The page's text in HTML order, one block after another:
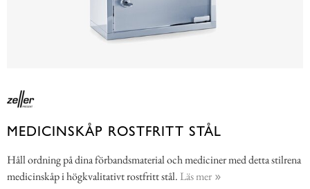
MEDICINSKÅP ROSTFRITT STÅL
Håll ordning på dina förbandsmaterial och mediciner med detta stilrena
medicinskåp i högkvalitativt rostfritt stål. Läs mer